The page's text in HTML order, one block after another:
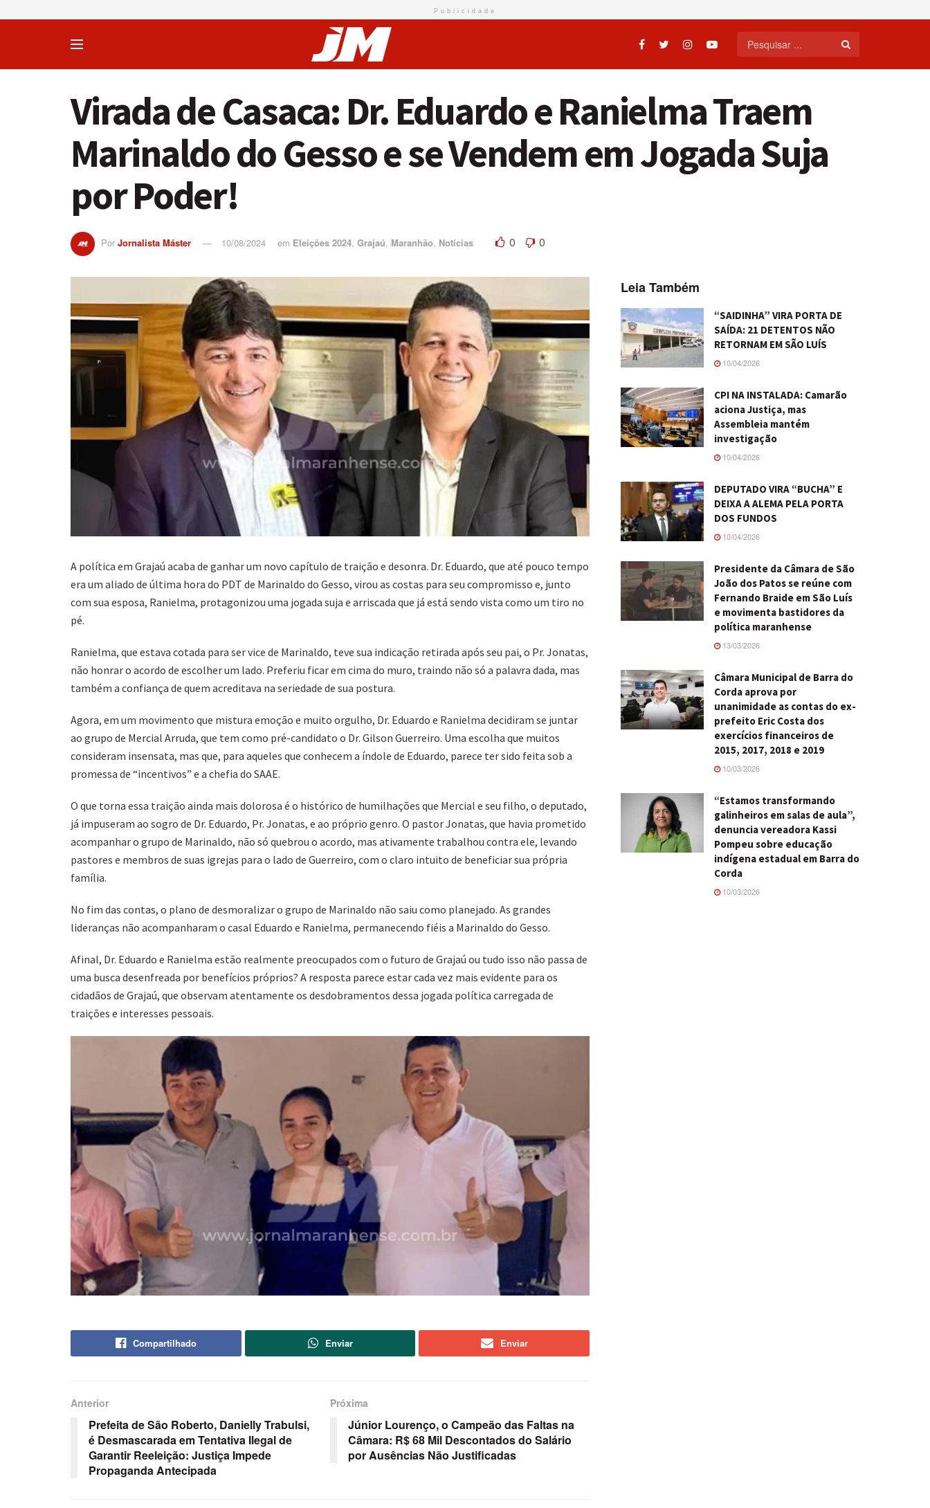
Publicidade
Virada de Casaca: Dr. Eduardo e Ranielma Traem
Marinaldo do Gesso e se Vendem em Jogada Suja
por Poder!
Por Jornalista Máster 10/08/2024 em Eleições 2024, Grajaú, Maranhão, Notícias 0 0
A política em Grajaú acaba de ganhar um novo capítulo de traição e desonra. Dr. Eduardo, que até pouco tempo
era um aliado de última hora do PDT de Marinaldo do Gesso, virou as costas para seu compromisso e, junto
com sua esposa, Ranielma, protagonizou uma jogada suja e arriscada que já está sendo vista como um tiro no
pé.
Ranielma, que estava cotada para ser vice de Marinaldo, teve sua indicação retirada após seu pai, o Pr. Jonatas,
não honrar o acordo de escolher um lado. Preferiu ficar em cima do muro, traindo não só a palavra dada, mas
também a confiança de quem acreditava na seriedade de sua postura.
Agora, em um movimento que mistura emoção e muito orgulho, Dr. Eduardo e Ranielma decidiram se juntar
ao grupo de Mercial Arruda, que tem como pré-candidato o Dr. Gilson Guerreiro. Uma escolha que muitos
consideram insensata, mas que, para aqueles que conhecem a índole de Eduardo, parece ter sido feita sob a
promessa de “incentivos” e a chefia do SAAE.
O que torna essa traição ainda mais dolorosa é o histórico de humilhações que Mercial e seu filho, o deputado,
já impuseram ao sogro de Dr. Eduardo, Pr. Jonatas, e ao próprio genro. O pastor Jonatas, que havia prometido
acompanhar o grupo de Marinaldo, não só quebrou o acordo, mas ativamente trabalhou contra ele, levando
pastores e membros de suas igrejas para o lado de Guerreiro, com o claro intuito de beneficiar sua própria
família.
No fim das contas, o plano de desmoralizar o grupo de Marinaldo não saiu como planejado. As grandes
lideranças não acompanharam o casal Eduardo e Ranielma, permanecendo fiéis a Marinaldo do Gesso.
Afinal, Dr. Eduardo e Ranielma estão realmente preocupados com o futuro de Grajaú ou tudo isso não passa de
uma busca desenfreada por benefícios próprios? A resposta parece estar cada vez mais evidente para os
cidadãos de Grajaú, que observam atentamente os desdobramentos dessa jogada política carregada de
traições e interesses pessoais.
Compartilhado Enviar Enviar
Anterior
Prefeita de São Roberto, Danielly Trabulsi,
é Desmascarada em Tentativa Ilegal de
Garantir Reeleição: Justiça Impede
Propaganda Antecipada
Próxima
Júnior Lourenço, o Campeão das Faltas na
Câmara: R$ 68 Mil Descontados do Salário
por Ausências Não Justificadas
Leia Também
“SAIDINHA” VIRA PORTA DE
SAÍDA: 21 DETENTOS NÃO
RETORNAM EM SÃO LUÍS
10/04/2026
CPI NA INSTALADA: Camarão
aciona Justiça, mas
Assembleia mantém
investigação
10/04/2026
DEPUTADO VIRA “BUCHA” E
DEIXA A ALEMA PELA PORTA
DOS FUNDOS
10/04/2026
Presidente da Câmara de São
João dos Patos se reúne com
Fernando Braide em São Luís
e movimenta bastidores da
política maranhense
13/03/2026
Câmara Municipal de Barra do
Corda aprova por
unanimidade as contas do ex-
prefeito Eric Costa dos
exercícios financeiros de
2015, 2017, 2018 e 2019
10/03/2026
“Estamos transformando
galinheiros em salas de aula”,
denuncia vereadora Kassi
Pompeu sobre educação
indígena estadual em Barra do
Corda
10/03/2026